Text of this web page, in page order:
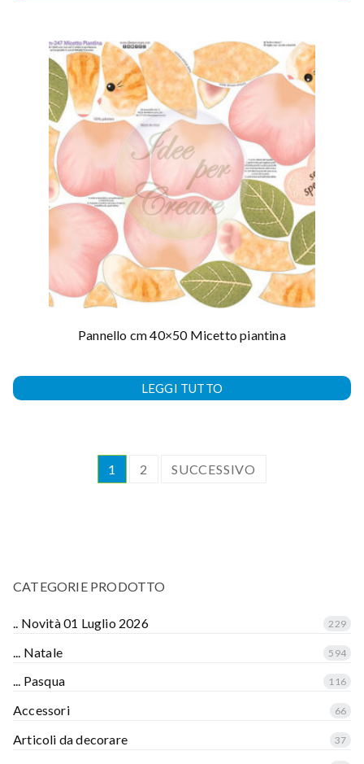
Pannello cm 40×50 Micetto piantina
LEGGI TUTTO
1 2 SUCCESSIVO
CATEGORIE PRODOTTO
.. Novità 01 Luglio 2026 229
... Natale 594
... Pasqua 116
Accessori 66
Articoli da decorare 37